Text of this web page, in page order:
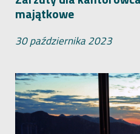
majątkowe
30 października 2023